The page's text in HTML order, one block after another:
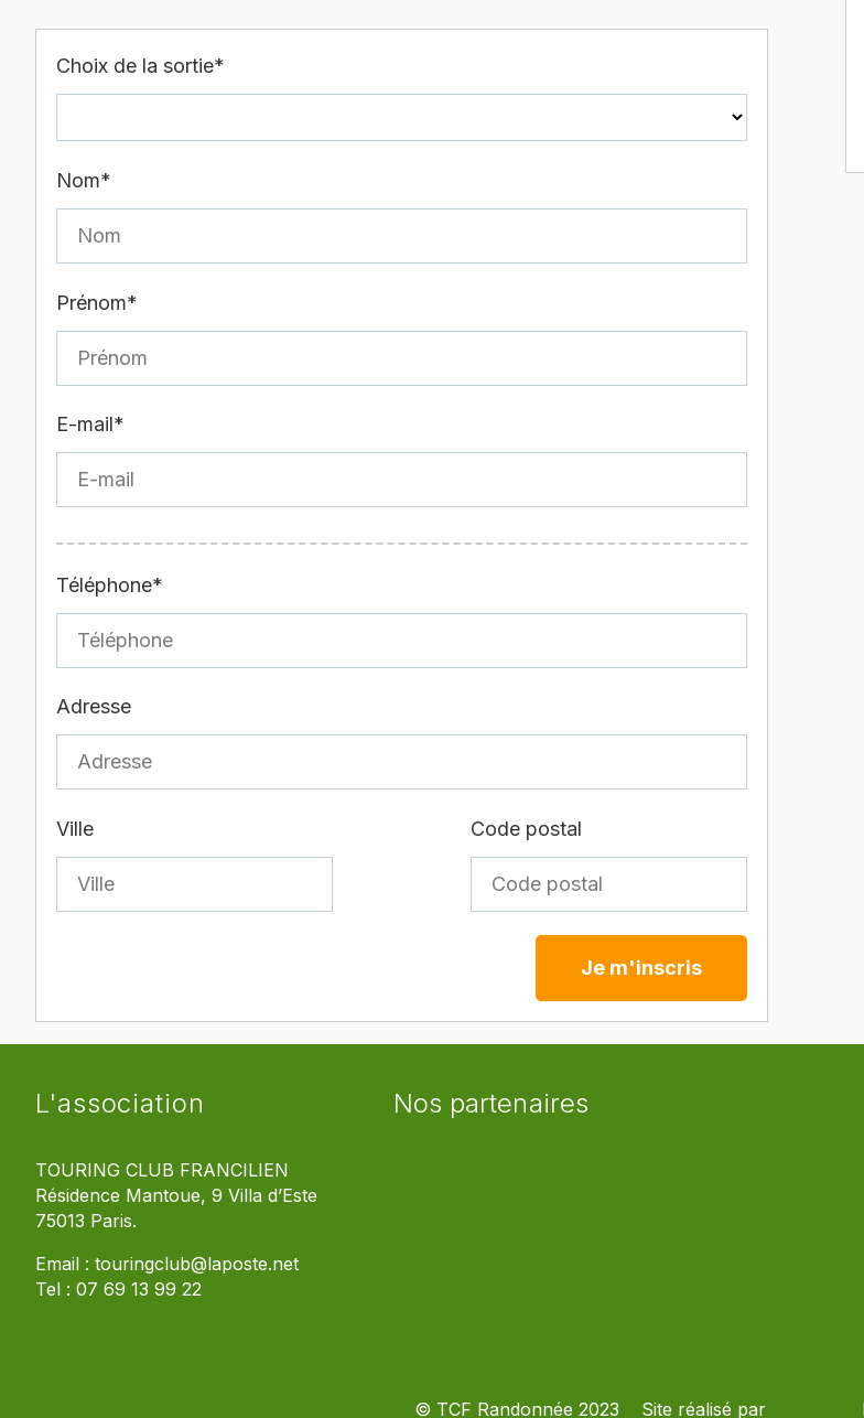
Choix de la sortie*
Nom*
Prénom*
E-mail*
Téléphone*
Adresse
Ville Code postal
Je m'inscris
L'association
TOURING CLUB FRANCILIEN
Résidence Mantoue, 9 Villa d’Este
75013 Paris.
Email : touringclub@laposte.net
Tel : 07 69 13 99 22
Nos partenaires
© TCF Randonnée 2023 Site réalisé par